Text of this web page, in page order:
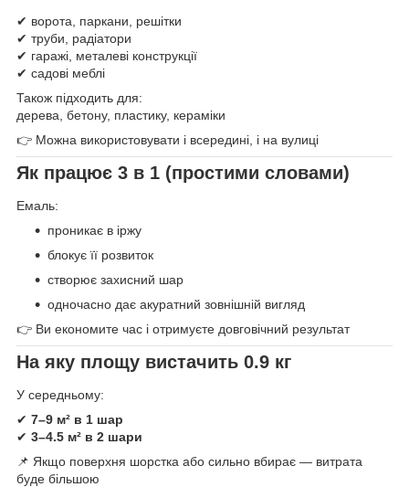
✔ ворота, паркани, решітки
✔ труби, радіатори
✔ гаражі, металеві конструкції
✔ садові меблі
Також підходить для:
дерева, бетону, пластику, кераміки
👉 Можна використовувати і всередині, і на вулиці
Як працює 3 в 1 (простими словами)
Емаль:
проникає в іржу
блокує її розвиток
створює захисний шар
одночасно дає акуратний зовнішній вигляд
👉 Ви економите час і отримуєте довговічний результат
На яку площу вистачить 0.9 кг
У середньому:
✔ 7–9 м² в 1 шар
✔ 3–4.5 м² в 2 шари
📌 Якщо поверхня шорстка або сильно вбирає — витрата
буде більшою